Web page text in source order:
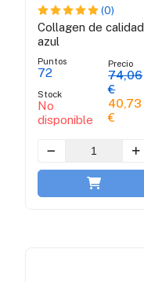
(0)
Collagen de calidad
azul
Puntos
72
Stock
No
disponible
Precio
74,06
€
40,73
€